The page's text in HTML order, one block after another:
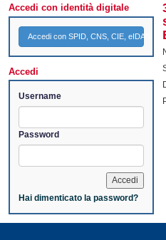
Accedi con identità digitale
Accedi con SPID, CNS, CIE, eIDAS
Accedi
Username
Password
Hai dimenticato la password?